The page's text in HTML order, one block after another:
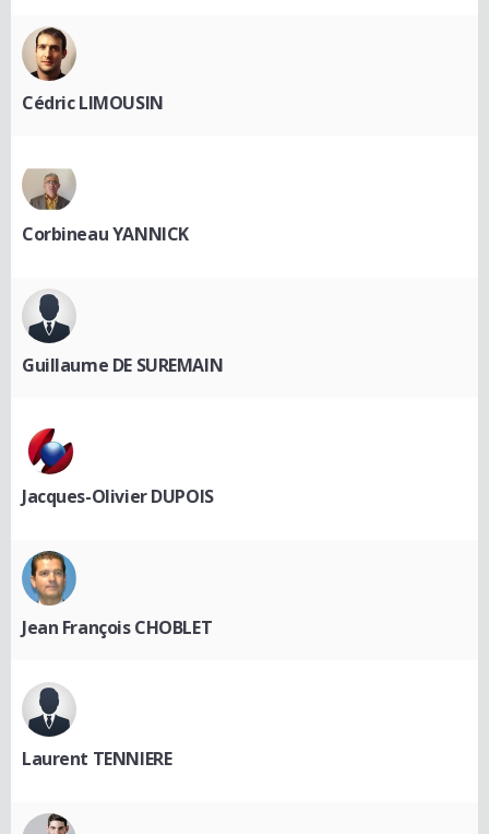
Cédric LIMOUSIN
Corbineau YANNICK
Guillaume DE SUREMAIN
Jacques-Olivier DUPOIS
Jean François CHOBLET
Laurent TENNIERE